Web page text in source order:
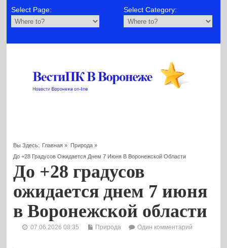
Select Page: Select Category:
Вы Здесь: Главная » Природа»
До +28 Градусов Ожидается Днем 7 Июня В Воронежской Области
До +28 градусов
ожидается днем 7 июня
в Воронежской области
07.06.2026 08:35 Природа Один комментарий